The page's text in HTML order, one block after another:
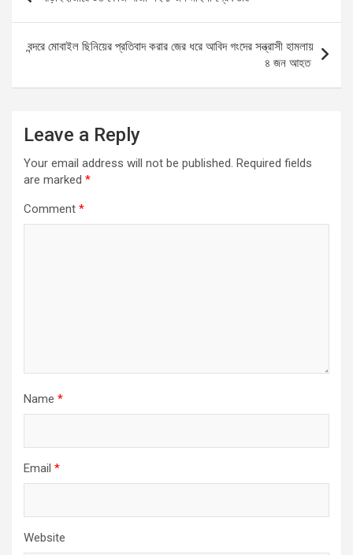
o
o
k
A
p
p
g
er
navigation
বন্দরে মোবাইল ছিনিয়ের প্রতিবাদ করার জের ধরে আবিদ গংদের সন্ত্রাসী হামলায়
৪ জন আহত
Leave a Reply
Your email address will not be published. Required fields
are marked *
Comment *
Name *
Email *
Website